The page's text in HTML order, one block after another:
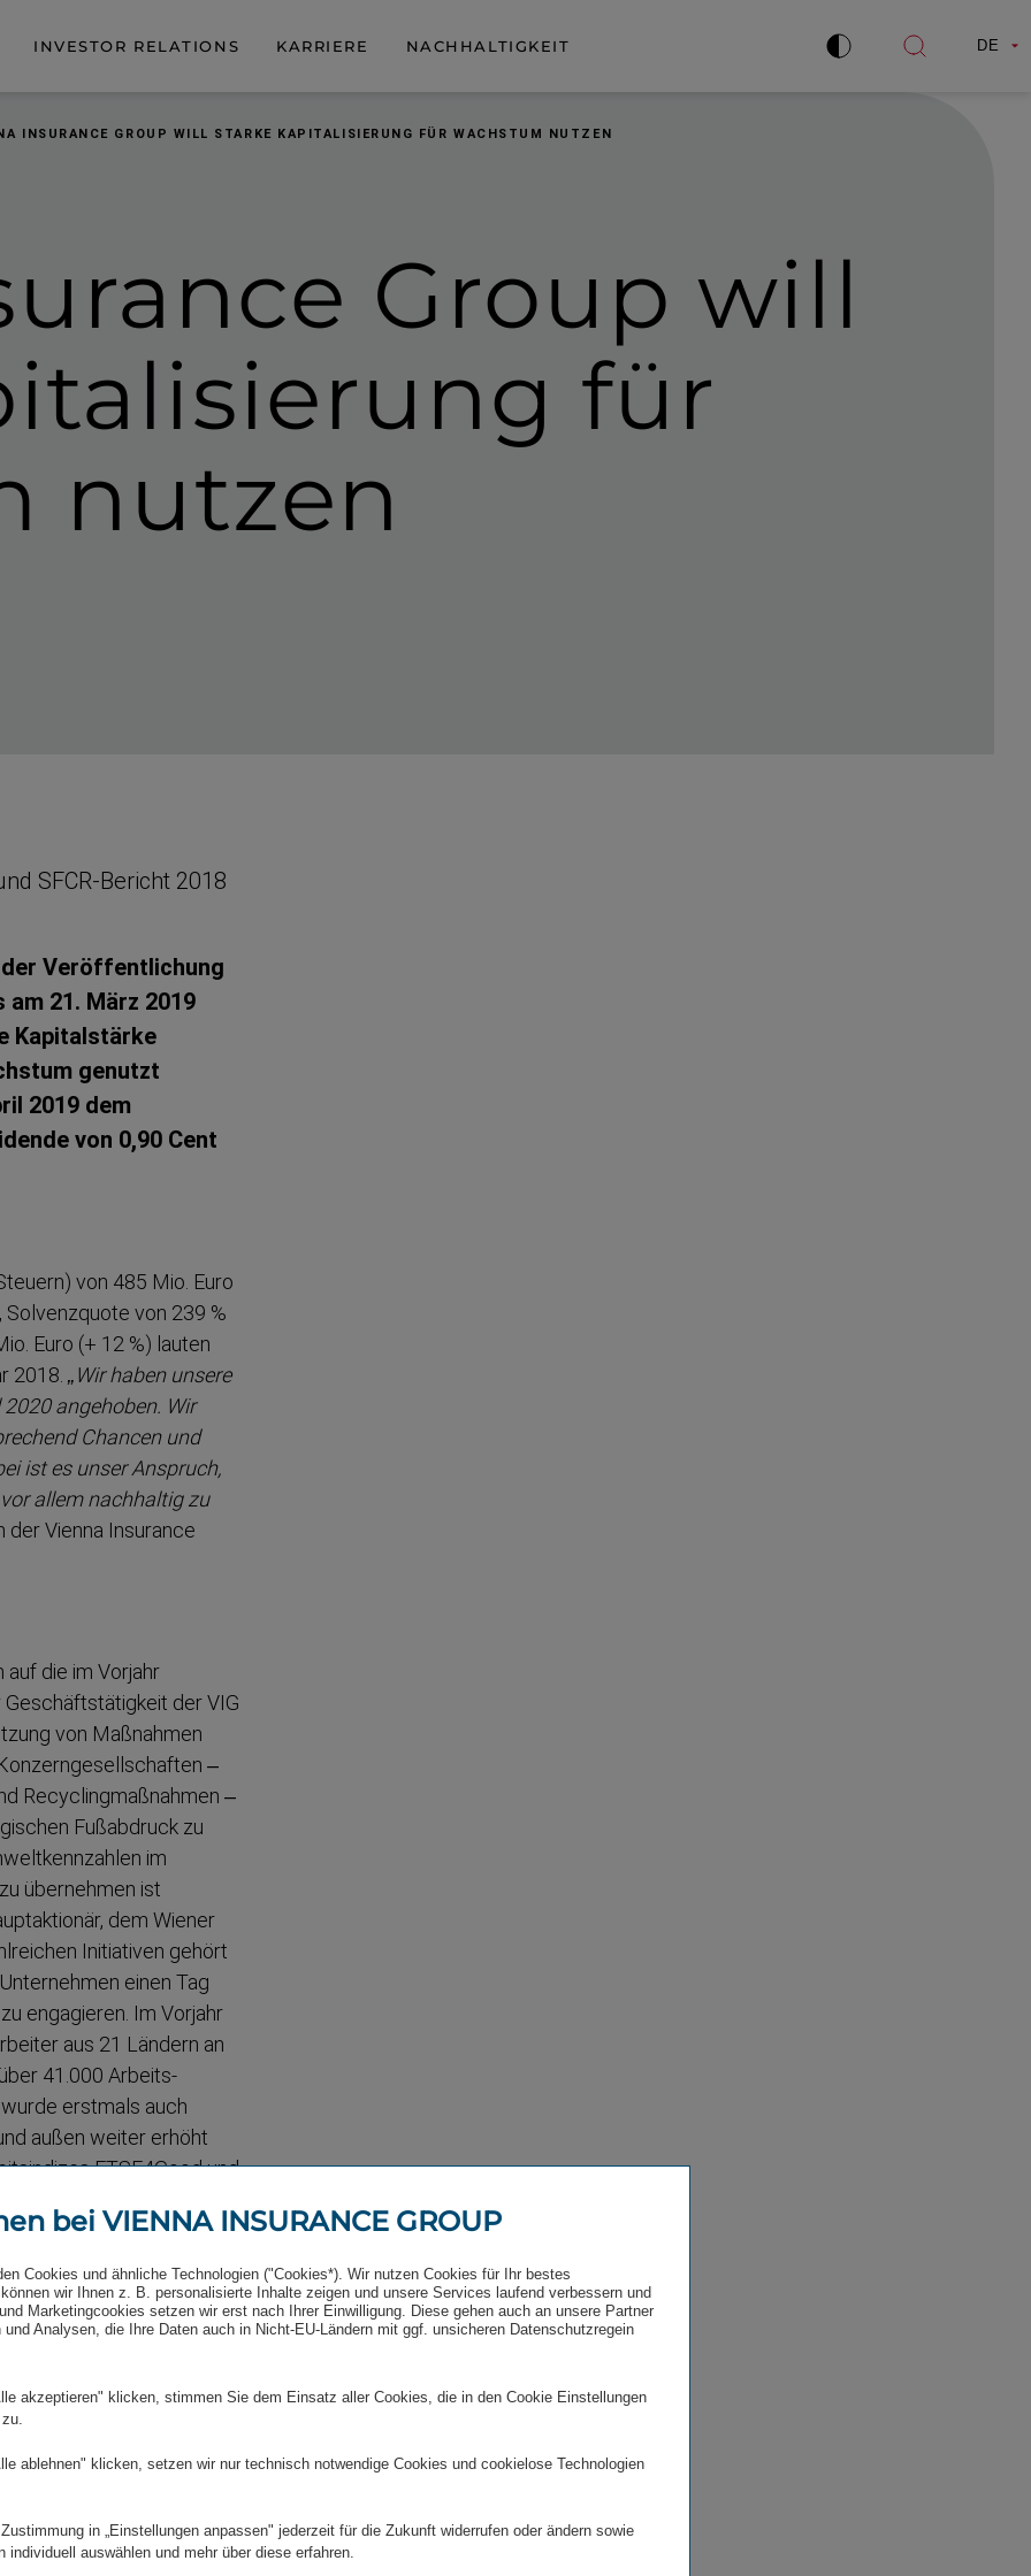
INVESTOR RELATIONS KARRIERE NACHHALTIGKEIT
Kontrast
Suche
DE
INSURANCE GROUP WILL STARKE KAPITALISIERUNG FÜR WACHSTUM NUTZEN
Group will
für
nutzen
SFCR-​Bericht 2018
der Veröffent­lichung
21. März 2019
Kapital­stärke
genutzt
2019 dem
von 0,90 Cent
von 485 Mio. Euro
Solvenzquote von 239 %
Euro (+ 12 %) lauten
2018. „Wir haben unsere
angehoben. Wir
Chancen und
ist es unser Anspruch,
allem nachhaltig zu
der Vienna Insurance
die im Vorjahr
der VIG
von Maßnahmen
–
Recycling­maß­nahmen –
Fußabdruck zu
im
übernehmen ist
dem Wiener
Initiativen gehört
einen Tag
engagieren. Im Vorjahr
aus 21 Ländern an
41.000 Arbeits­
erstmals auch
außen weiter erhöht
FTSE4Good und
Lebens- und Kranken­
setzt sich aus dem
Erträge aus dem
des Lebens-
darin wider, dass der
5,1 % auf 4,1 Mrd.
Die Wertschöpfung in
durch den Abschluss
bei VIENNA INSURANCE GROUP
Cookies und ähnliche Technologien ("Cookies*). Wir nutzen Cookies für Ihr bestes
wir Ihnen z. B. personalisierte Inhalte zeigen und unsere Services laufend verbessern und
Marketingcookies setzen wir erst nach Ihrer Einwilligung. Diese gehen auch an unsere Partner
und Analysen, die Ihre Daten auch in Nicht-EU-Ländern mit ggf. unsicheren Datenschutzregein
akzeptieren" klicken, stimmen Sie dem Einsatz aller Cookies, die in den Cookie Einstellungen
ablehnen" klicken, setzen wir nur technisch notwendige Cookies und cookielose Technologien
in „Einstellungen anpassen" jederzeit für die Zukunft widerrufen oder ändern sowie
individuell auswählen und mehr über diese erfahren.